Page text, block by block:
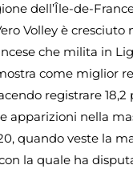
dell’Île-de-
Volley è cresciuto
che milita in
come miglior
registrare
apparizioni nella
quando veste la
la quale ha